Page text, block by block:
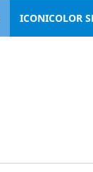
ICONICOLOR